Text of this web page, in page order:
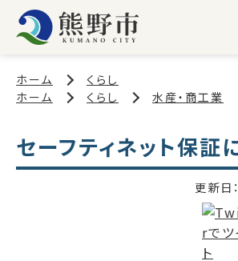
ホーム
くらし
ホーム
くらし 水産・商工業
セーフティネット保証
更新日：